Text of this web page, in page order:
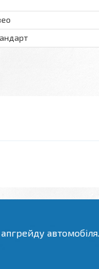
автомобіля.